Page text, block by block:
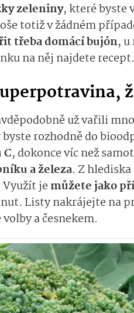
zeleniny, které byste
totiž v žádném
třeba domácí bujón,
na něj najdete recept.
už vařili
byste rozhodně do
, dokonce víc než
a železa. Z
jemůžete jako
Listy nakrájejte na
a česnekem.